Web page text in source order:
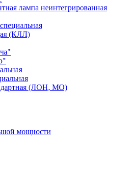
лампа неинтегрированная
(КЛЛ)
(ЛОН, МО)
мощности